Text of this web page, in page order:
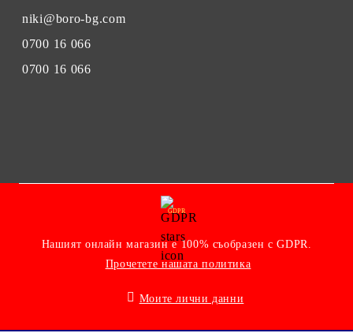
niki@boro-bg.com
0700 16 066
0700 16 066
GDPR
Нашият онлайн магазин е 100% съобразен с GDPR.
Прочетете нашата политика
Моите лични данни